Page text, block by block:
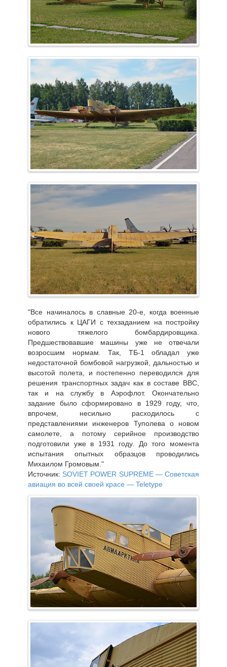
"Все начиналось в славные 20-е, когда военные
обратились к ЦАГИ с техзаданием на постройку
нового тяжелого бомбардировщика.
Предшествовавшие машины уже не отвечали
возросшим нормам. Так, ТБ-1 обладал уже
недостаточной бомбовой нагрузкой, дальностью и
высотой полета, и постепенно переводился для
решения транспортных задач как в составе ВВС,
так и на службу в Аэрофлот. Окончательно
задание было сформировано в 1929 году, что,
впрочем, несильно расходилось с
представлениями инженеров Туполева о новом
самолете, а потому серийное производство
подготовили уже в 1931 году. До того момента
испытания опытных образцов проводились
Михаилом Громовым."
Источник: SOVIET POWER SUPREME — Советская
авиация во всей своей красе — Teletype